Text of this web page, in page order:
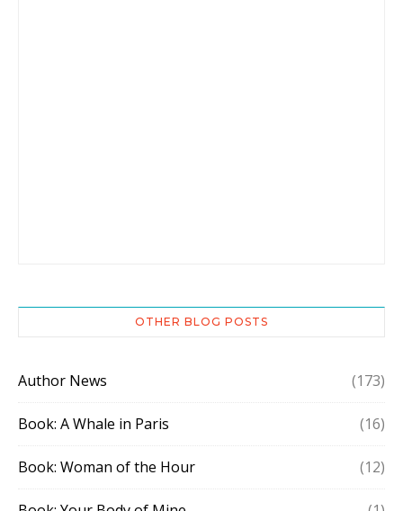
OTHER BLOG POSTS
Author News (173)
Book: A Whale in Paris (16)
Book: Woman of the Hour (12)